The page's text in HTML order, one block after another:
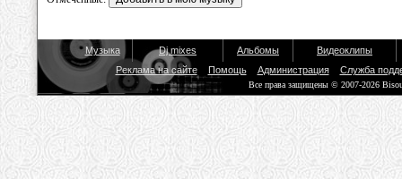
Музыка Dj mixes Альбомы
Видеоклипы
Реклама на сайте
Помощь Администрация Служба
Все права защищены © 2007-2026